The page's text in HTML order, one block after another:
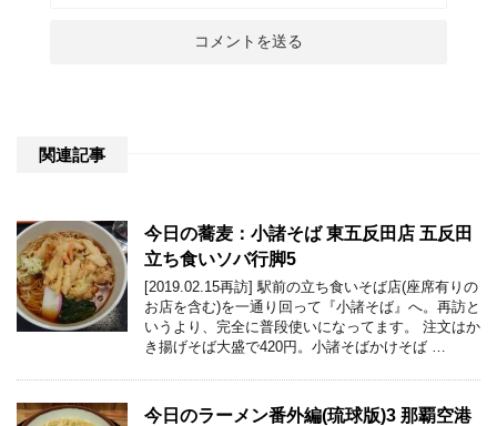
関連記事
今日の蕎麦：小諸そば 東五反田店 五反田
立ち食いソバ行脚5
[2019.02.15再訪] 駅前の立ち食いそば店(座席有りの
お店を含む)を一通り回って『小諸そば』へ。再訪と
いうより、完全に普段使いになってます。 注文はか
き揚げそば大盛で420円。小諸そばかけそば …
今日のラーメン番外編(琉球版)3 那覇空港